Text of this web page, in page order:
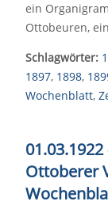
ein
Ottobeuren,
Schlagwörter:
1897, 1898,
Wochenblatt,
Ottoberer